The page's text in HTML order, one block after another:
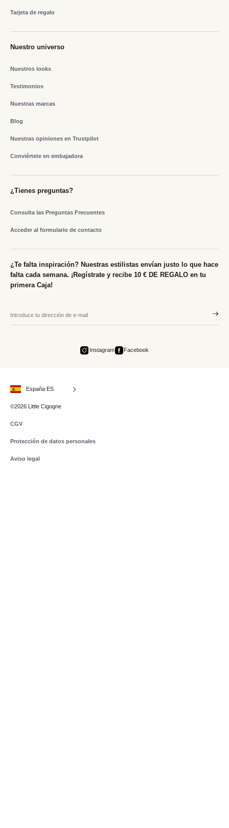
Tarjeta de regalo
Nuestro universo
Nuestros looks
Testimonios
Nuestras marcas
Blog
Nuestras opiniones en Trustpilot
Conviértete en embajadora
¿Tienes preguntas?
Consulta las Preguntas Frecuentes
Acceder al formulario de contacto
¿Te falta inspiración? Nuestras estilistas envían justo lo que hace
falta cada semana. ¡Regístrate y recibe 10 € DE REGALO en tu
primera Caja!
Instagram Facebook
España ES
©2026 Little Cigogne
CGV
Protección de datos personales
Aviso legal